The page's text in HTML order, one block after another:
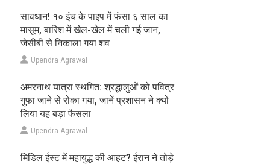
सावधान! १० इंच के पाइप में फंसा ६ साल का
मासूम, बारिश में खेल-खेल में चली गई जान,
जेसीबी से निकाला गया शव
Upendra Agrawal
अमरनाथ यात्रा स्थगित: श्रद्धालुओं को पवित्र
गुफा जाने से रोका गया, जानें प्रशासन ने क्यों
लिया यह बड़ा फैसला
Upendra Agrawal
मिडिल ईस्ट में महायुद्ध की आहट? ईरान ने तोड़े